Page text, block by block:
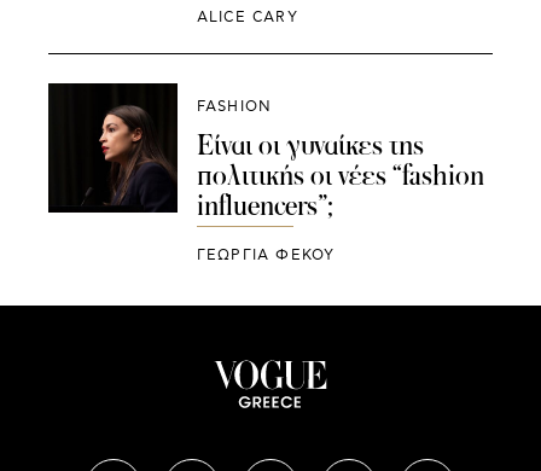
ALICE CARY
FASHION
Είναι οι γυναίκες της
πολιτικής οι νέες “fashion
influencers”;
ΓΕΩΡΓΙΑ ΦΕΚΟΥ